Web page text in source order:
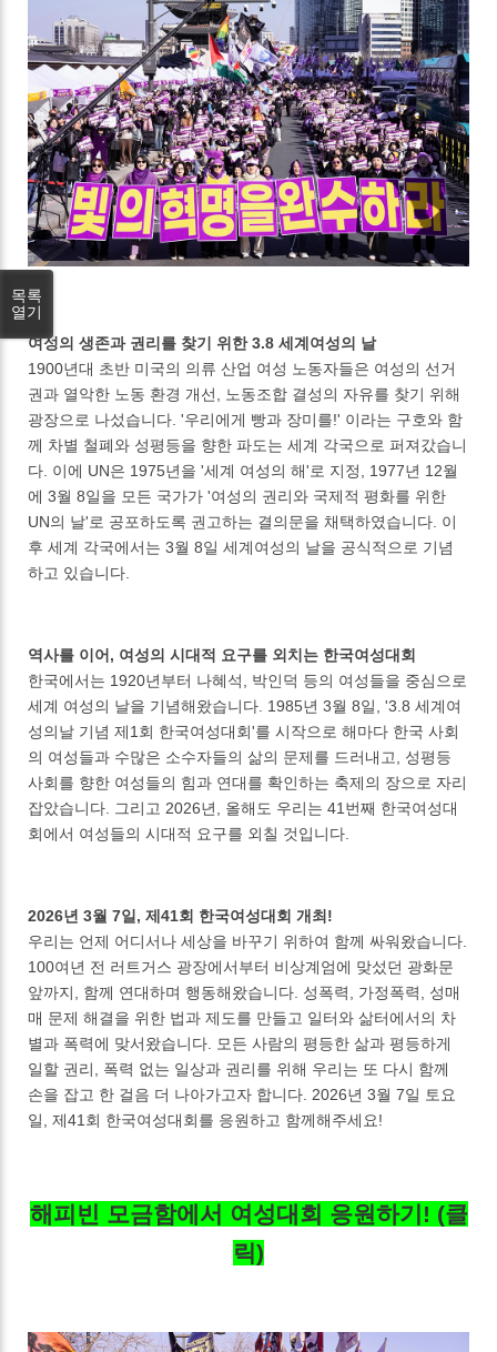
여성의 생존과 권리를 찾기 위한 3.8 세계여성의 날
1900년대 초반 미국의 의류 산업 여성 노동자들은 여성의 선거
권과 열악한 노동 환경 개선, 노동조합 결성의 자유를 찾기 위해
광장으로 나섰습니다. '우리에게 빵과 장미를!' 이라는 구호와 함
께 차별 철폐와 성평등을 향한 파도는 세계 각국으로 퍼져갔습니
다. 이에 UN은 1975년을 '세계 여성의 해'로 지정, 1977년 12월
에 3월 8일을 모든 국가가 '여성의 권리와 국제적 평화를 위한
UN의 날'로 공포하도록 권고하는 결의문을 채택하였습니다. 이
후 세계 각국에서는 3월 8일 세계여성의 날을 공식적으로 기념
하고 있습니다.
역사를 이어, 여성의 시대적 요구를 외치는 한국여성대회
한국에서는 1920년부터 나혜석, 박인덕 등의 여성들을 중심으로
세계 여성의 날을 기념해왔습니다. 1985년 3월 8일, '3.8 세계여
성의날 기념 제1회 한국여성대회'를 시작으로 해마다 한국 사회
의 여성들과 수많은 소수자들의 삶의 문제를 드러내고, 성평등
사회를 향한 여성들의 힘과 연대를 확인하는 축제의 장으로 자리
잡았습니다. 그리고 2026년, 올해도 우리는 41번째 한국여성대
회에서 여성들의 시대적 요구를 외칠 것입니다.
2026년 3월 7일, 제41회 한국여성대회 개최!
우리는 언제 어디서나 세상을 바꾸기 위하여 함께 싸워왔습니다.
100여년 전 러트거스 광장에서부터 비상계엄에 맞섰던 광화문
앞까지, 함께 연대하며 행동해왔습니다. 성폭력, 가정폭력, 성매
매 문제 해결을 위한 법과 제도를 만들고 일터와 삶터에서의 차
별과 폭력에 맞서왔습니다. 모든 사람의 평등한 삶과 평등하게
일할 권리, 폭력 없는 일상과 권리를 위해 우리는 또 다시 함께
손을 잡고 한 걸음 더 나아가고자 합니다. 2026년 3월 7일 토요
일, 제41회 한국여성대회를 응원하고 함께해주세요!
해피빈 모금함에서 여성대회 응원하기! (클
릭)
목록
열기